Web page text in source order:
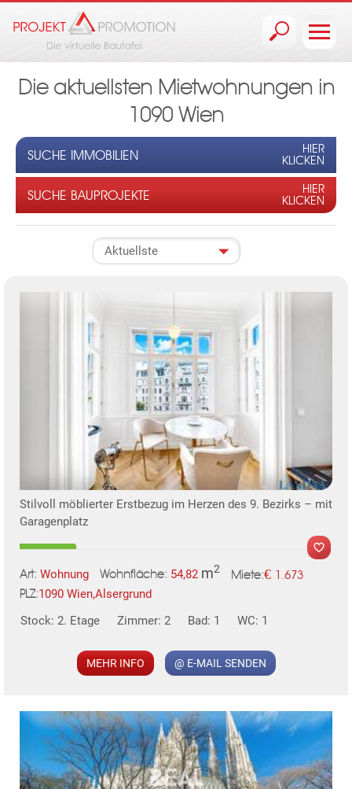
Die aktuellsten Mietwohnungen in
1090 Wien
SUCHE IMMOBILIEN
HIER
KLICKEN
SUCHE BAUPROJEKTE
HIER
KLICKEN
Stilvoll möblierter Erstbezug im Herzen des 9. Bezirks – mit
Garagenplatz
Art: Wohnung Wohnfläche: 54,82 m2 Miete:€ 1.673
PLZ:1090 Wien,Alsergrund
Stock: 2. Etage
Zimmer: 2 Bad: 1 WC: 1
MEHR INFO @ E-MAIL SENDEN